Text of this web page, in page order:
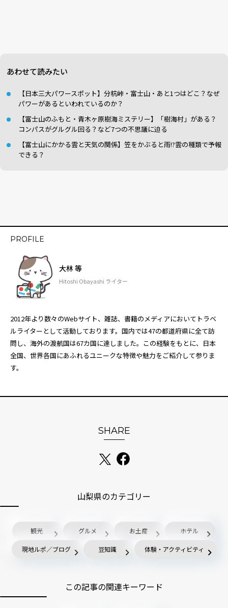
あわせて読みたい
【日本三大パワースポット】分杭峠・富士山・あと1つはどこ？なぜ
パワーがあるといわれているのか？
【富士山のふもと・青木ヶ原樹海ミステリー】「樹海村」がある？
コンパスがグルグル回る？など7つの不思議に迫る
【富士山にかかる雲と天気の関係】笠をかぶると雨!?雲の種類で予報
できる？
PROFILE
大林 等
Hitoshi Obayashi ライター
2012年より数々のWebサイト、雑誌、書籍のメディアにおいてトラベ
ルライターとして活動しております。国内では47の都道府県に全て訪
問し、海外の渡航国は67カ国に達しました。この経験をもとに、日本
全国、世界各国にあふれるユニークな特徴や魅力をご紹介して参りま
す。
SHARE
山梨県のカテゴリー
観光 グルメ お土産 ホテル
現地ルポ／ブログ 豆知識 体験・アクティビティ
この記事の関連キーワード